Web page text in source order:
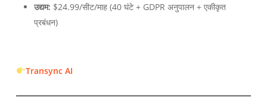
उद्यम: $24.99/सीट/माह (40 घंटे + GDPR अनुपालन + एकीकृत
प्रबंधन)
Transync AI